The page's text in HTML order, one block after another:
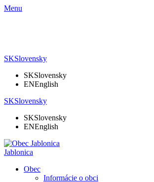
Menu
SKSlovensky
SKSlovensky
ENEnglish
SKSlovensky
SKSlovensky
ENEnglish
Jablonica
Obec
Informácie o obci